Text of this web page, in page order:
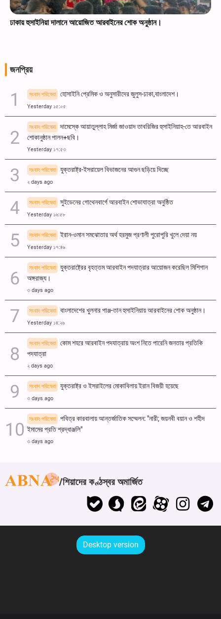
ঢাকায় হুসাইনিয়া দালানে আয়োজিত আরবাইনের শোক অনুষ্ঠান।
জনপ্রিয়
সংবাদ পরিষেবা হোসাইনি প্রেমিক ও অনুসারীদের জুলুস-ঢাকা,বাংলাদেশ।
Yesterday ১৫:০৫
সংবাদ পরিষেবা
দামেস্কে আয়াতুল্লাহ মির্জা জাওয়াদ তাবরিজির হুসাইনিয়াহ-তে আরবাইন
শোকানুষ্ঠান পালন+ছবি।
Yesterday ১৭:৫৩
সংবাদ পরিষেবা যুক্তরাষ্ট্র-ইসরায়েল বিভাজনের আগুন ছড়িয়ে দিচ্ছে
২ days ago
সংবাদ পরিষেবা সুইডেনের গোথেনবার্গে আরবাইন শোভাযাত্রা অনুষ্ঠিত
Yesterday ১৬:৫৮
সংবাদ পরিষেবা ইরান-ওমান সমঝোতার অর্থ হরমুজ প্রণালী পুরোপুরি খুলে দেয়া নয়
Yesterday ১৭:৪৬
সংবাদ পরিষেবা
যুক্তরাষ্ট্রের বৃহত্তম আরবাইন পদযাত্রার আয়োজন করেছিল মিশিগান
অঙ্গরাজ্য।
৩ days ago
সংবাদ পরিষেবা বাংলাদেশের খুলনার পাঞ্জ-তান হুসাইনিয়ায় আরবাইনের শোক অনুষ্ঠান।
Yesterday ১৪:২৬
সংবাদ পরিষেবা
কোম শহরে আরবাইন পদযাত্রায় অংশ নিতে পারেনি জনতার প্রতিকি
পদযাত্রা
২ days ago
সংবাদ পরিষেবা যুক্তরাষ্ট্র ও ইসরাইলের মোকাবিলায় ইরান বিজয়ী হয়েছে
৩ days ago
সংবাদ পরিষেবা
পবিত্র কারবালায় আন্তর্জাতিক সম্মেলন: "নারী; জয়নবী বয়ান ও শহীদ
ইমামের প্রতি শ্রদ্ধাঞ্জলি"
৩ days ago
শিয়াদের কণ্ঠস্বর অমার্জিত
Desktop version